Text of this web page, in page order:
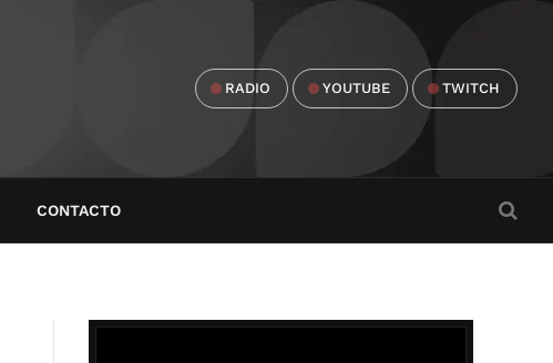
RADIO YOUTUBE TWITCH
CONTACTO